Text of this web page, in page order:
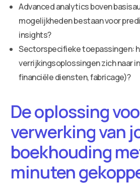
Advanced analytics boven
mogelijkheden bestaan voor
insights?
Sectorspecifieke toepassingen:
verrijkingsoplossingen zich naar
financiële diensten, fabricage)?
De oplossing
verwerking van
boekhouding
minuten